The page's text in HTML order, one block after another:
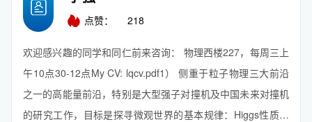
点赞： 218
欢迎感兴趣的同学和同仁前来咨询： 物理西楼227，每周三上
午10点30-12点My CV: lqcv.pdf1） 侧重于粒子物理三大前沿
之一的高能量前沿，特别是大型强子对撞机及中国未来对撞机
的研究工作，目标是探寻微观世界的基本规律：Higgs性质和